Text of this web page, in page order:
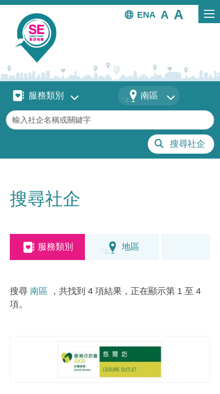
移至主內容
EN
服務類別服務類別 地區 南區
關鍵字
搜尋社企
搜尋社企
服務類別 地區
搜尋 南區
，共找到 4 項結果，正在顯示第 1 至 4
項。